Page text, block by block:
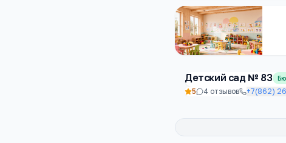
Детский сад № 83
5 4 отзывов +7(862)